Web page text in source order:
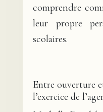
comprendre
leur propre
scolaires.
Entre ouverture
l’exercice de